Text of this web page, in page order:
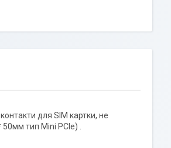
для SIM картки, не
тип Mini PCIe) .